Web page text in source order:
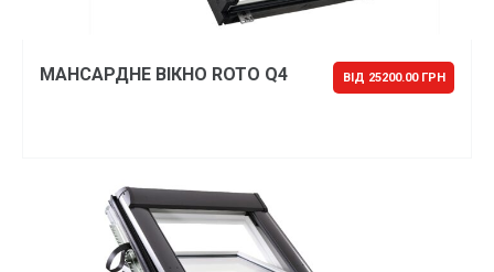
МАНСАРДНЕ ВІКНО ROTO Q4 ВІД 25200.00 ГРН